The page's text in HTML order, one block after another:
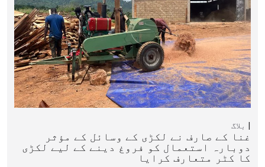
بلاگ
غنا کے صارف نے لکڑی کے وسائل کے مؤثر
دوبارہ استعمال کو فروغ دینے کے لیے لکڑی
کا کٹر متعارف کرایا